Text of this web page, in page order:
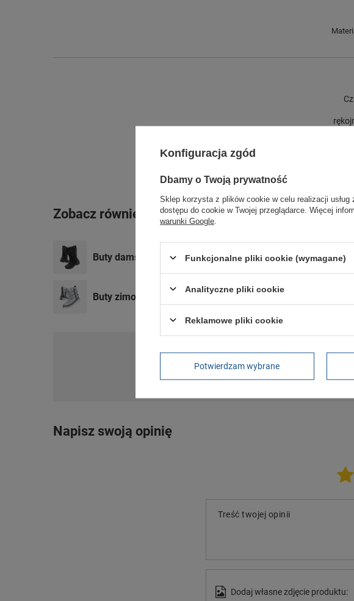
Zobacz również
Buty damskie kozaki Sorel [NL2984-010] śniegowce
Buty zimowe Sorel [NL3395-034] wodoodporne
Potrzebujesz
Zadaj pytanie a my odpowiemy
Napisz swoją opinię
Treść twojej opinii
Dodaj własne zdjęcie produktu:
Konfiguracja zgód
Dbamy o Twoją prywatność
Sklep korzysta z plików cookie w celu realizacji usług
dostępu do cookie w Twojej przeglądarce. Więcej
warunki Google
Funkcjonalne pliki cookie (wymagane)
Analityczne pliki cookie
Reklamowe pliki cookie
Potwierdzam wybrane